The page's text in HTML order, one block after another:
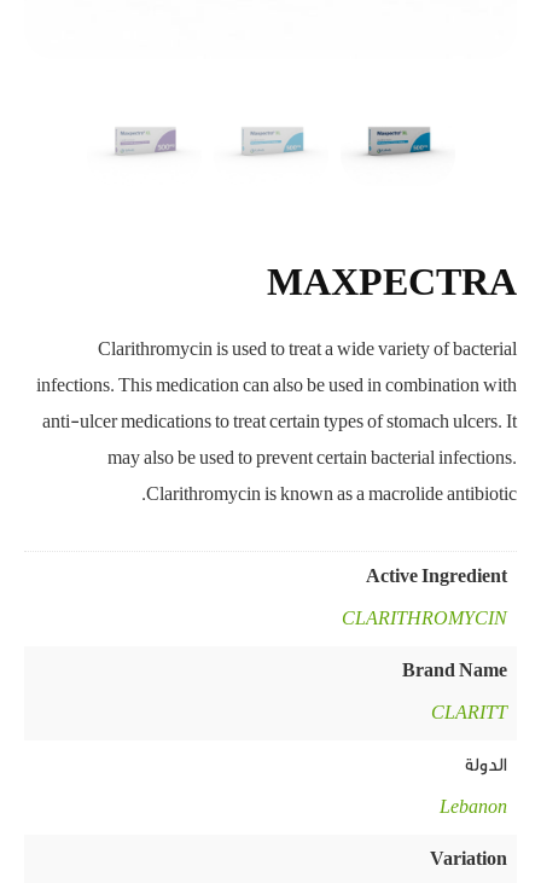
MAXPECTRA
Clarithromycin is used to treat a wide variety of bacterial
infections. This medication can also be used in combination with
anti-ulcer medications to treat certain types of stomach ulcers. It
may also be used to prevent certain bacterial infections.
Clarithromycin is known as a macrolide antibiotic.
Active Ingredient
CLARITHROMYCIN
Brand Name
CLARITT
الدولة
Lebanon
Variation